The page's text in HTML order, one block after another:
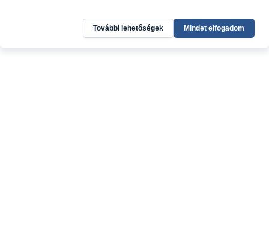
Tájékoztató
További lehetőségek Mindet elfogadom